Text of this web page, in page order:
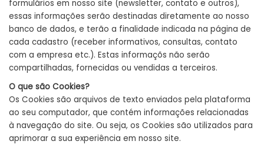
formulários em nosso site (newsletter, contato e outros),
essas informações serão destinadas diretamente ao nosso
banco de dados, e terão a finalidade indicada na página de
cada cadastro (receber informativos, consultas, contato
com a empresa etc.). Estas informaçõs não serão
compartilhadas, fornecidas ou vendidas a terceiros.
O que são Cookies?
Os Cookies são arquivos de texto enviados pela plataforma
ao seu computador, que contém informações relacionadas
à navegação do site. Ou seja, os Cookies são utilizados para
aprimorar a sua experiência em nosso site.